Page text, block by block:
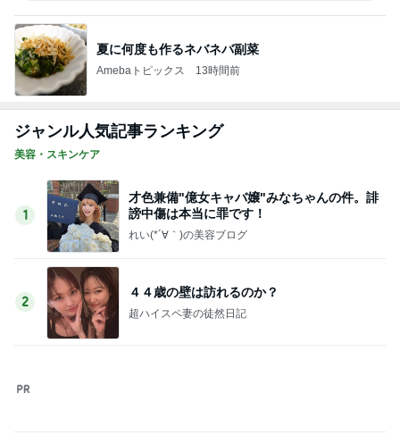
2
超ハイスペ妻の徒然日記
3
カール君のことを聞いてください。
4
たるみと脂肪やっつけただけで感動級美女に
♡
れい(*´∀｀)の美容ブログ
5